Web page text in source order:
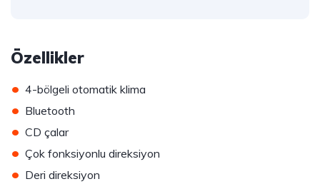
Özellikler
• 4-bölgeli otomatik klima
• Bluetooth
• CD çalar
• Çok fonksiyonlu direksiyon
• Deri direksiyon